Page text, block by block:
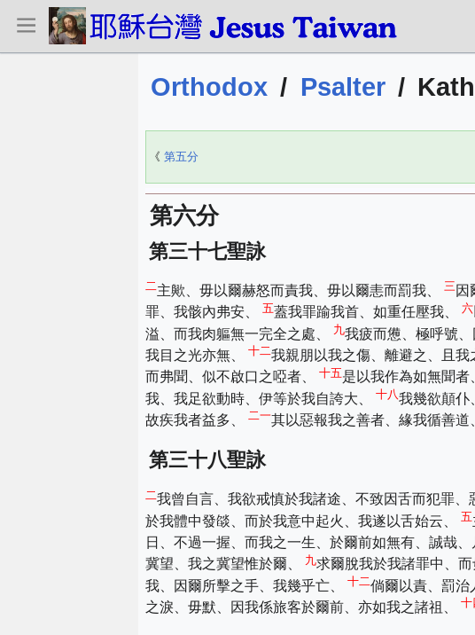
Orthodox / Psalter /
《 第五分
第六分
第三十七聖詠
二 主歟、毋以爾赫怒而責我、毋以爾恚而罰我、 三 因
罪、我骸內弗安、 五蓋我罪踰我首、如重任壓我、 六
溢、而我肉軀無一完全之處、
九我疲而憊、極呼號、
我目之光亦無、 十二我親朋以我之傷、離避之、且我
而弗聞、似不啟口之啞者、 十五是以我作為如無聞者
我、我足欲動時、伊等於我自誇大、 十八我幾欲顛仆
故疾我者益多、
二一其以惡報我之善者、緣我循善道
第三十八聖詠
二我曾自言、我欲戒慎於我諸途、不致因舌而犯罪、
於我體中發燄、而於我意中起火、我遂以舌始云、 五
日、不過一握、而我之一生、於爾前如無有、誠哉、
冀望、我之冀望惟於爾、
九求爾脫我於我諸罪中、
我、因爾所擊之手、我幾乎亡、 十二倘爾以責、罰治
之淚、毋默、因我係旅客於爾前、亦如我之諸祖、 十